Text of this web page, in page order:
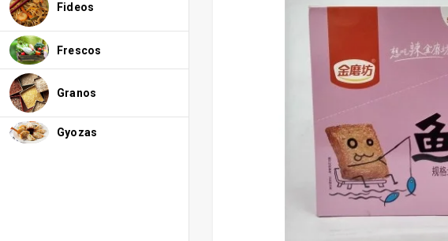
Fideos
Frescos
Granos
Gyozas